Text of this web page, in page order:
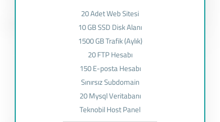
20 Adet Web Sitesi
10 GB SSD Disk Alanı
1500 GB Trafik (Aylık)
20 FTP Hesabı
150 E-posta Hesabı
Sınırsız Subdomain
20 Mysql Veritabanı
Teknobil Host Panel